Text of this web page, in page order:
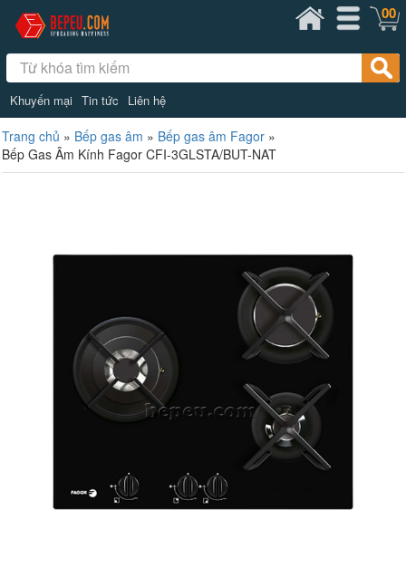
Khuyến mại Tin tức Liên hệ
00
Trang chủ » Bếp gas âm » Bếp gas âm Fagor »
Bếp Gas Âm Kính Fagor CFI-3GLSTA/BUT-NAT